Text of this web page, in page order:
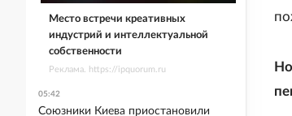
Место встречи креативных
индустрий и интеллектуальной
собственности
Реклама. https://ipquorum.ru
05:42
Союзники Киева приостановили